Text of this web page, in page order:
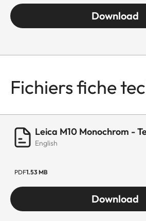
Download
Fichiers fiche
Leica M10 Monochrom -
English
PDF1.53 MB
Download